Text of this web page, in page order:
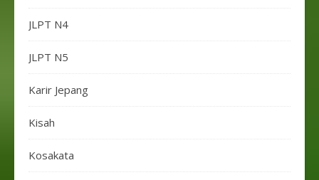
JLPT N4
JLPT N5
Karir Jepang
Kisah
Kosakata